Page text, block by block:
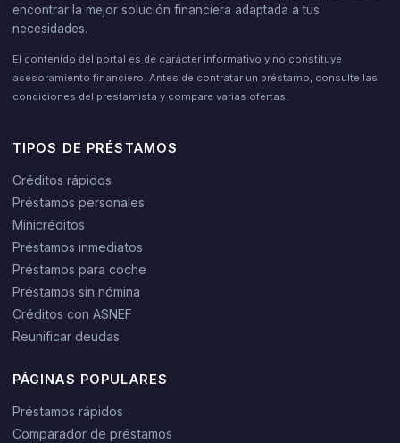
encontrar la mejor solución financiera adaptada a tus
necesidades.
El contenido del portal es de carácter informativo y no constituye
asesoramiento financiero. Antes de contratar un préstamo, consulte las
condiciones del prestamista y compare varias ofertas.
TIPOS DE PRÉSTAMOS
Créditos rápidos
Préstamos personales
Minicréditos
Préstamos inmediatos
Préstamos para coche
Préstamos sin nómina
Créditos con ASNEF
Reunificar deudas
PÁGINAS POPULARES
Préstamos rápidos
Comparador de préstamos